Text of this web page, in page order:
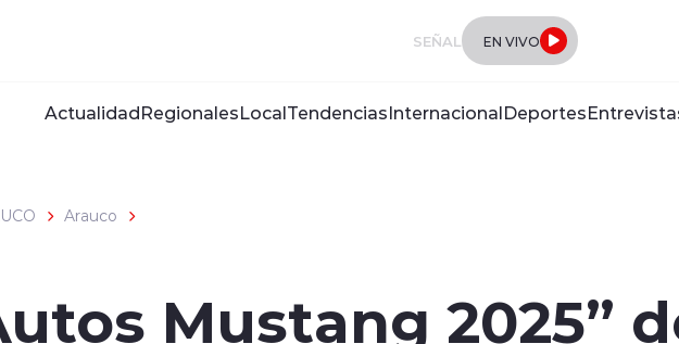
SEÑAL EN VIVO
ActualidadRegionalesLocalTendenciasInternacionalDeportes
Arauco
Mustang 2025”